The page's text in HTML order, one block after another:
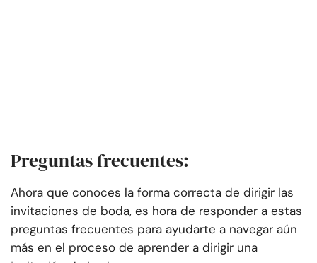
Preguntas frecuentes:
Ahora que conoces la forma correcta de dirigir las
invitaciones de boda, es hora de responder a estas
preguntas frecuentes para ayudarte a navegar aún
más en el proceso de aprender a dirigir una